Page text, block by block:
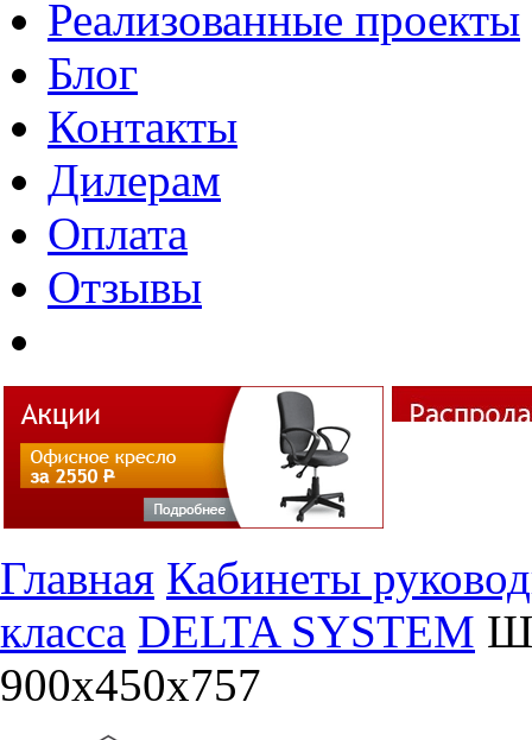
Реализованные проекты
Блог
Контакты
Дилерам
Оплата
Отзывы
Главная Кабинеты
класса DELTA SYSTEM
900х450х757